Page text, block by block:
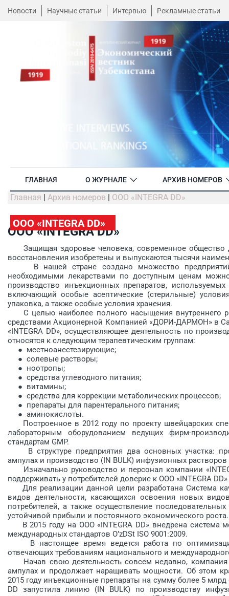
Новости Научные статьи Интервью Рекламные статьи
ГЛАВНАЯ О ЖУРНАЛЕ АРХИВ НОМЕРОВ
Главная | Архив номеров | ООО «INTEGRA DD»
ООО «INTEGRA DD»
ООО «INTEGRA DD»
Защищая здоровье человека, современное общество
восстановления изобретены и выпускаются тысячи
В нашей стране создано множест­во предприятий
необходимыми лекарствами по доступным ценам
производство инъекционных препаратов,
включающий особые асептические (стерильные)
упаковка, а также особые условия хранения.
С целью наиболее полного насыщения внутреннего
средствами Акционерной Компанией «ДОРИ-ДАРМОН» в
«INTEGRA DD», осуществляющее деятельность по
относятся к следующим терапевтическим группам:
● местноанестезирующие;
● солевые растворы;
● ноотропы;
● средства углеводного питания;
● витамины;
● средства для коррекции метаболических процессов;
● препараты для парентерального питания;
● аминокислоты.
Построенное в 2012 году по проекту швейцарских
лабораторным оборудованием ведущих фирм-
стандартам GMP.
В структуре предприятия два основных участка:
ампулах и производство (IN BULK) инфузионных
Изначально руководство и персонал компании
поддерживать у потребителей доверие к OOO «INTEGRA
Для реализации данной цели разработана Система
видов деятельности, касающихся освоения новых
потребителей, а также осуществление
устойчивой прибыли и постоянного экономического роста.
В 2015 году на ООО «INTEGRA DD» внедрена система
международных стандартов O’zDSt ISO 9001:2009.
В настоящее время ведется работа по
отвечающих требованиям национального и
Начав свою деятельность совсем недавно, компания
ампулах и продолжает наращивать мощности. Об этом
2015 году инъекционные препараты на сумму более 5
DD запустила линию (IN BULK) по производству